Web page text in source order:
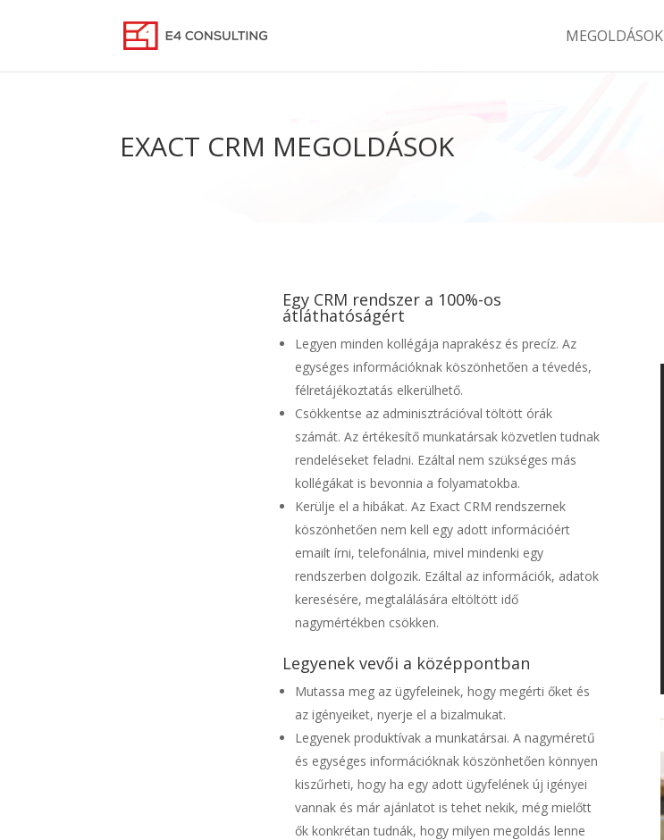
MEGOLDÁSOK
EXACT CRM MEGOLDÁSOK
Egy CRM rendszer a 100%-os
átláthatóságért
Legyen minden kollégája naprakész és precíz. Az
egységes információknak köszönhetően a tévedés,
félretájékoztatás elkerülhető.
Csökkentse az adminisztrációval töltött órák
számát. Az értékesítő munkatársak közvetlen tudnak
rendeléseket feladni. Ezáltal nem szükséges más
kollégákat is bevonnia a folyamatokba.
Kerülje el a hibákat. Az Exact CRM rendszernek
köszönhetően nem kell egy adott információért
emailt írni, telefonálnia, mivel mindenki egy
rendszerben dolgozik. Ezáltal az információk, adatok
keresésére, megtalálására eltöltött idő
nagymértékben csökken.
Legyenek vevői a középpontban
Mutassa meg az ügyfeleinek, hogy megérti őket és
az igényeiket, nyerje el a bizalmukat.
Legyenek produktívak a munkatársai. A nagyméretű
és egységes információknak köszönhetően könnyen
kiszűrheti, hogy ha egy adott ügyfelének új igényei
vannak és már ajánlatot is tehet nekik, még mielőtt
ők konkrétan tudnák, hogy milyen megoldás lenne